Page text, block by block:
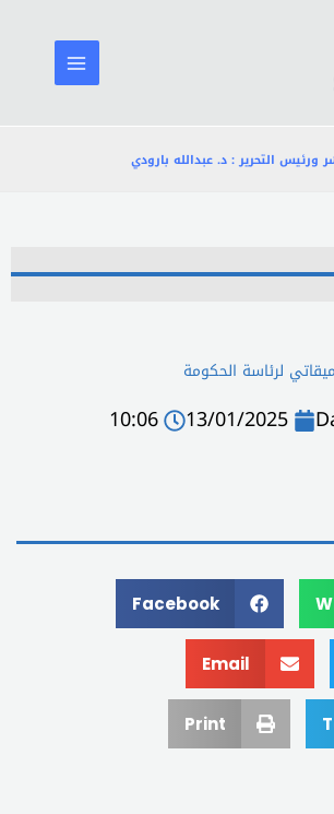
ورئيس التحرير : د. عبدالله بارودي
لرئاسة الحكومة
13/01/2025
10:06
Facebook
Email
Print